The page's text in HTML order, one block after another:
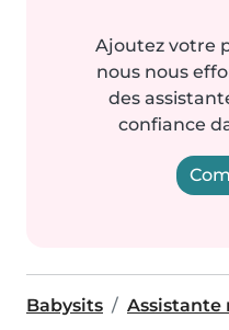
Ajoutez votre
nous nous
des
confiance
Babysits Assistante